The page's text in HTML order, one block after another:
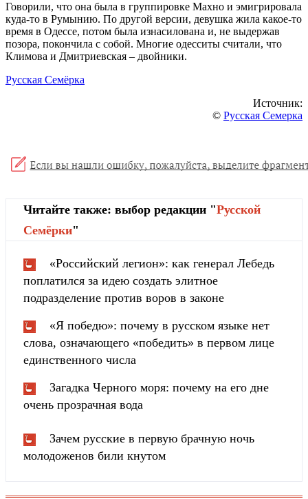
Говорили, что она была в группировке Махно и эмигрировала
куда-то в Румынию. По другой версии, девушка жила какое-то
время в Одессе, потом была изнасилована и, не выдержав
позора, покончила с собой. Многие одесситы считали, что
Климова и Дмитриевская – двойники.
Русская Семёрка
Источник:
© Русская Семерка
Читайте также: выбор редакции "Русской
Cемёрки"
«Российский легион»: как генерал Лебедь
поплатился за идею создать элитное
подразделение против воров в законе
«Я победю»: почему в русском языке нет
слова, означающего «победить» в первом лице
единственного числа
Загадка Черного моря: почему на его дне
очень прозрачная вода
Зачем русские в первую брачную ночь
молодоженов били кнутом